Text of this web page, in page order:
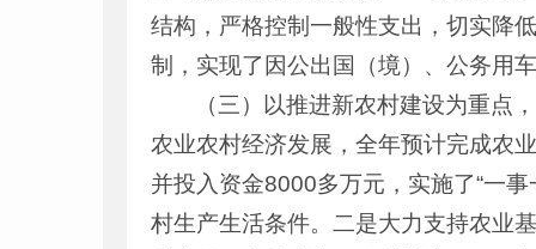
结构，严格控制一般性支出，切实降
制，实现了因公出国（境）、公务用
（三）以推进新农村建设为重点
农业农村经济发展，全年预计完成农
并投入资金8000多万元，实施了“一
村生产生活条件。二是大力支持农业